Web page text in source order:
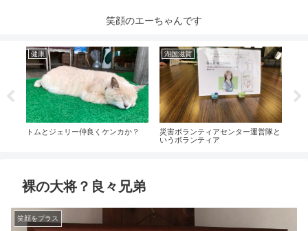
笑顔のエーちゃんです
健康
トムとジェリー仲良くケンカか？
湖国滋賀
災害ボランティアセンター運営隊と
いうボランティア
裸の大将？良々兄弟
笑顔をプラス